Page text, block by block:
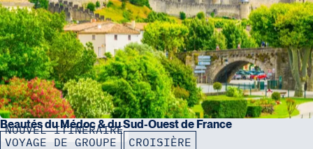
NOUVEL ITINÉRAIRE
Beautés du Médoc & du Sud-Ouest de France
VOYAGE DE GROUPE CROISIÈRE